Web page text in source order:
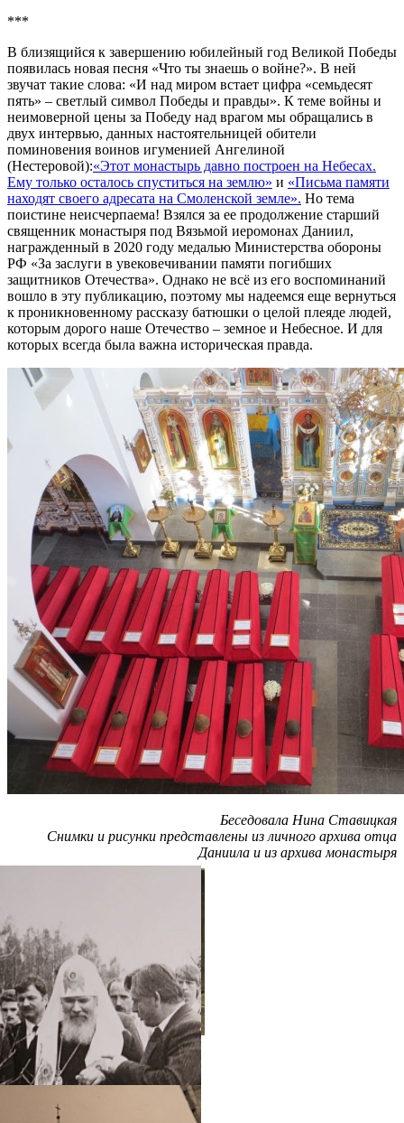
***
В близящийся к завершению юбилейный год Великой Победы
появилась новая песня «Что ты знаешь о войне?». В ней
звучат такие слова: «И над миром встает цифра «семьдесят
пять» – светлый символ Победы и правды». К теме войны и
неимоверной цены за Победу над врагом мы обращались в
двух интервью, данных настоятельницей обители
поминовения воинов игуменией Ангелиной
(Нестеровой):«Этот монастырь давно построен на Небесах.
Ему только осталось спуститься на землю» и «Письма памяти
находят своего адресата на Смоленской земле». Но тема
поистине неисчерпаема! Взялся за ее продолжение старший
священник монастыря под Вязьмой иеромонах Даниил,
награжденный в 2020 году медалью Министерства обороны
РФ «За заслуги в увековечивании памяти погибших
защитников Отечества». Однако не всё из его воспоминаний
вошло в эту публикацию, поэтому мы надеемся еще вернуться
к проникновенному рассказу батюшки о целой плеяде людей,
которым дорого наше Отечество – земное и Небесное. И для
которых всегда была важна историческая правда.
Беседовала Нина Ставицкая
Снимки и рисунки представлены из личного архива отца
Даниила и из архива монастыря
Фото